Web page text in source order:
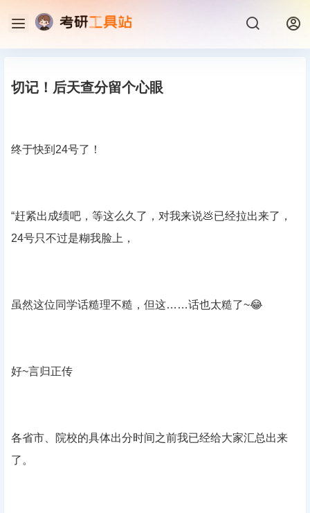
切记！后天查分留个心眼
终于快到24号了！
“赶紧出成绩吧，等这么久了，对我来说💩已经拉出来了，
24号只不过是糊我脸上，
虽然这位同学话糙理不糙，但这……话也太糙了~😂
好~言归正传
各省市、院校的具体出分时间之前我已经给大家汇总出来
了。